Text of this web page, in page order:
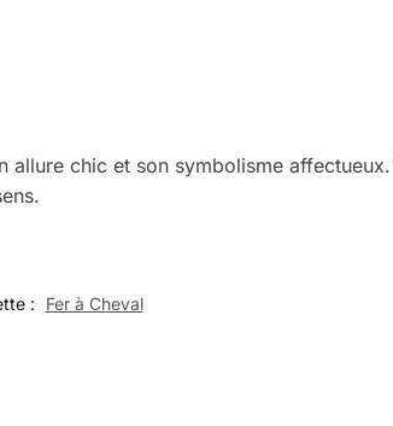
chic et son symbolisme
: Fer à Cheval